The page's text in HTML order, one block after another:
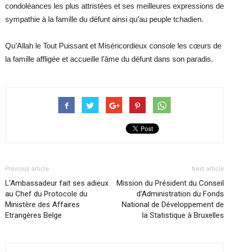
condoléances les plus attristées et ses meilleures expressions de
sympathie à la famille du défunt ainsi qu’au peuple tchadien.
Qu’Allah le Tout Puissant et Miséricordieux console les cœurs de
la famille affligée et accueille l’âme du défunt dans son paradis.
Previous article
L’Ambassadeur fait ses adieux
au Chef du Protocole du
Ministère des Affaires
Etrangères Belge
Next article
Mission du Président du Conseil
d’Administration du Fonds
National de Développement de
la Statistique à Bruxelles